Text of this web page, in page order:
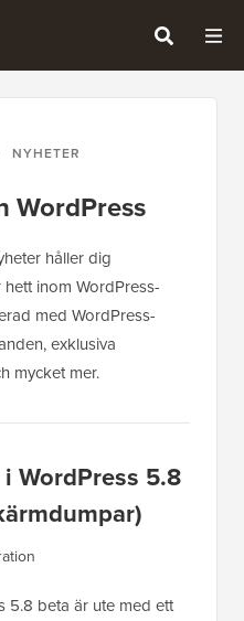
NYHETER
WordPress
håller dig
inom WordPress-
med WordPress-
exklusiva
mycket mer.
WordPress 5.8
5.8 beta är ute med ett